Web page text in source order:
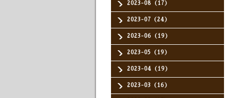
2023-08（17）
2023-07（24）
2023-06（19）
2023-05（19）
2023-04（19）
2023-03（16）